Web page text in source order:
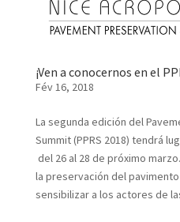
¡Ven a conocernos en el
Fév 16, 2018
La segunda edición del
Summit (PPRS 2018) tendrá
del 26 al 28 de próximo
la preservación del
sensibilizar a los actores de